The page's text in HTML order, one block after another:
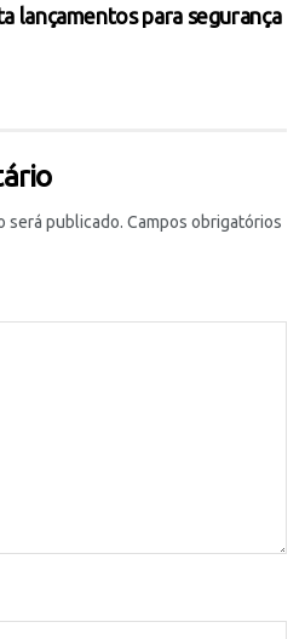
lançamentos para segurança
será publicado. Campos obrigatórios